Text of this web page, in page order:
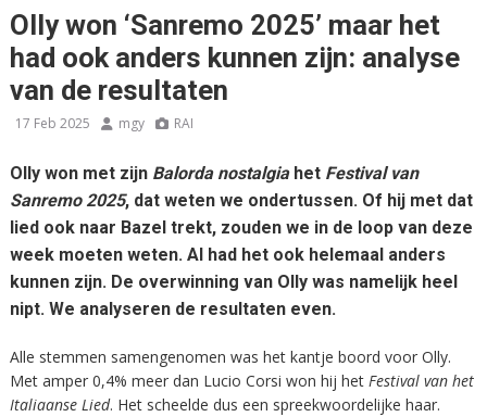
Olly won ‘Sanremo 2025’ maar het
had ook anders kunnen zijn: analyse
van de resultaten
17 Feb 2025 mgy RAI
Olly won met zijn Balorda nostalgiahet Festival van
Sanremo 2025, dat weten we ondertussen. Of hij met dat
lied ook naar Bazel trekt, zouden we in de loop van deze
week moeten weten. Al had het ook helemaal anders
kunnen zijn. De overwinning van Olly was namelijk heel
nipt. We analyseren de resultaten even.
Alle stemmen samengenomen was het kantje boord voor Olly.
Met amper 0,4% meer dan Lucio Corsi won hij het Festival van het
Italiaanse Lied. Het scheelde dus een spreekwoordelijke haar.